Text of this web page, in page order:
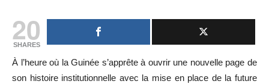
20
SHARES
À l’heure où la Guinée s’apprête à ouvrir une nouvelle page de
son histoire institutionnelle avec la mise en place de la future